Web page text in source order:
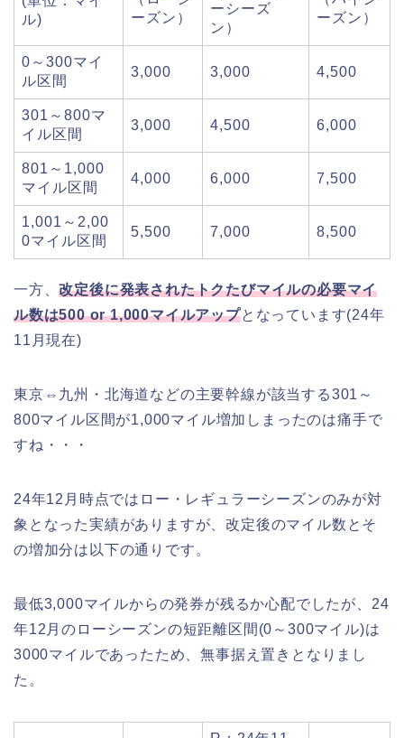
ル)
ーズン）
ーシーズ
ン）
ーズン）
0～300マイ
ル区間
3,000 3,000 4,500
301～800マ
イル区間
3,000 4,500 6,000
801～1,000
マイル区間
4,000 6,000 7,500
1,001～2,00
0マイル区間
5,500 7,000 8,500
一方、改定後に発表されたトクたびマイルの必要マイ
ル数は500 or 1,000マイルアップとなっています(24年
11月現在)
東京⇔九州・北海道などの主要幹線が該当する301～
800マイル区間が1,000マイル増加しまったのは痛手で
すね・・・
24年12月時点ではロー・レギュラーシーズンのみが対
象となった実績がありますが、改定後のマイル数とそ
の増加分は以下の通りです。
最低3,000マイルからの発券が残るか心配でしたが、24
年12月のローシーズンの短距離区間(0～300マイル)は
3000マイルであったため、無事据え置きとなりまし
た。